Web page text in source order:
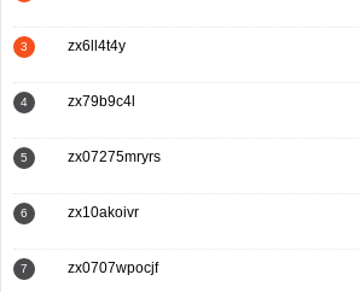
3
zx6ll4t4y
4
zx79b9c4l
5
zx07275mryrs
6
zx10akoivr
7
zx0707wpocjf